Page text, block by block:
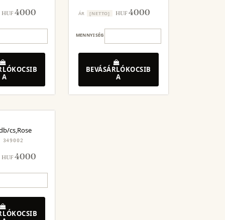
HUF4000
A
ÁR [NETTO] HUF4000
MENNYISÉG
BEVÁSÁRLÓKOCSIB
A
cs,Rose
349002
HUF4000